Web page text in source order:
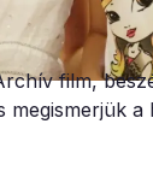
film,
megismerjük